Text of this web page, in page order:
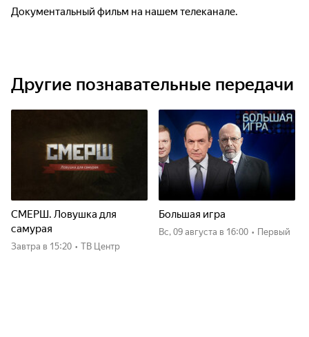
Документальный фильм на нашем телеканале.
Другие познавательные передачи
СМЕРШ. Ловушка для
самурая
Завтра в 15:20 • ТВ Центр
Большая игра
вс, 09 августа в 16:00 • Первый